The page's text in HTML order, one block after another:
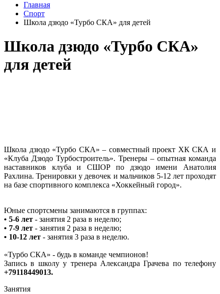
Главная
Спорт
Школа дзюдо «Турбо СКА» для детей
Школа дзюдо «Турбо СКА»
для детей
Школа дзюдо «Турбо СКА» – совместный проект ХК СКА и
«Клуба Дзюдо Турбостроитель». Тренеры – опытная команда
наставников клуба и СШОР по дзюдо имени Анатолия
Рахлина. Тренировки у девочек и мальчиков 5-12 лет проходят
на базе спортивного комплекса «Хоккейный город».
Юные спортсмены занимаются в группах:
• 5-6 лет - занятия 2 раза в неделю;
• 7-9 лет - занятия 2 раза в неделю;
• 10-12 лет - занятия 3 раза в неделю.
«Турбо СКА» - будь в команде чемпионов!
Запись в школу у тренера Александра Грачева по телефону
+79118449013.
Занятия